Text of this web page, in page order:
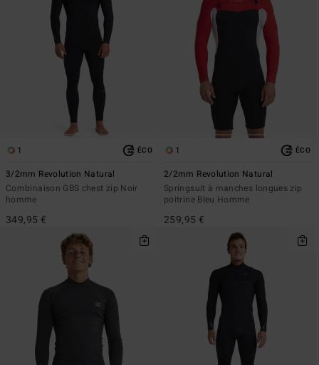
1 ÉCO
3/2mm Revolution Natural
Combinaison GBS chest zip Noir
homme
349,95 €
1 ÉCO
2/2mm Revolution Natural
Springsuit à manches longues zip
poitrine Bleu Homme
259,95 €